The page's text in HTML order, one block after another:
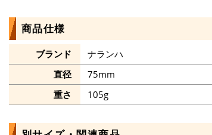
商品仕様
ブランド
ナランハ
直径
75mm
重さ
105g